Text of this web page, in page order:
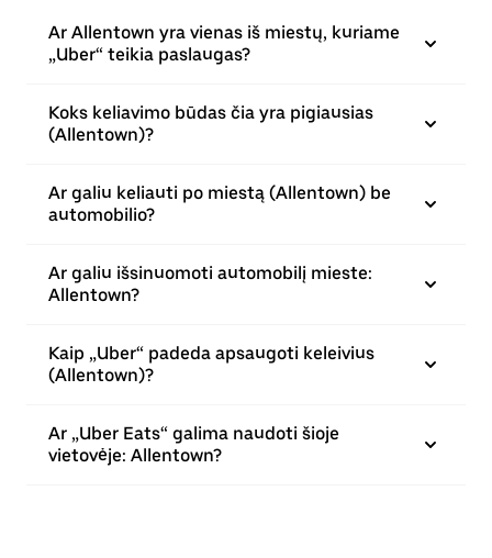
Ar Allentown yra vienas iš miestų, kuriame
„Uber“ teikia paslaugas?
Koks keliavimo būdas čia yra pigiausias
(Allentown)?
Ar galiu keliauti po miestą (Allentown) be
automobilio?
Ar galiu išsinuomoti automobilį mieste:
Allentown?
Kaip „Uber“ padeda apsaugoti keleivius
(Allentown)?
Ar „Uber Eats“ galima naudoti šioje
vietovėje: Allentown?